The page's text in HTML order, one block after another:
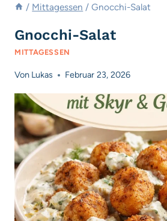
/ Mittagessen / Gnocchi-Salat
Gnocchi-Salat
MITTAGESSEN
Von Lukas Februar 23, 2026